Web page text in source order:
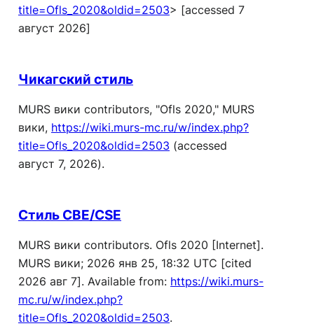
title=Ofls_2020&oldid=2503> [accessed 7
август 2026]
Чикагский стиль
MURS вики contributors, "Ofls 2020," MURS
вики, https://wiki.murs-mc.ru/w/index.php?
title=Ofls_2020&oldid=2503 (accessed
август 7, 2026).
Стиль CBE/CSE
MURS вики contributors. Ofls 2020 [Internet].
MURS вики; 2026 янв 25, 18:32 UTC [cited
2026 авг 7]. Available from: https://wiki.murs-
mc.ru/w/index.php?
title=Ofls_2020&oldid=2503.